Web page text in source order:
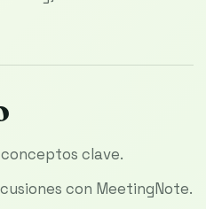
clave.
con MeetingNote.